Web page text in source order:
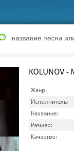
KOLUNOV -
Жанр:
Исполнитель:
Название:
Размер:
Качество: